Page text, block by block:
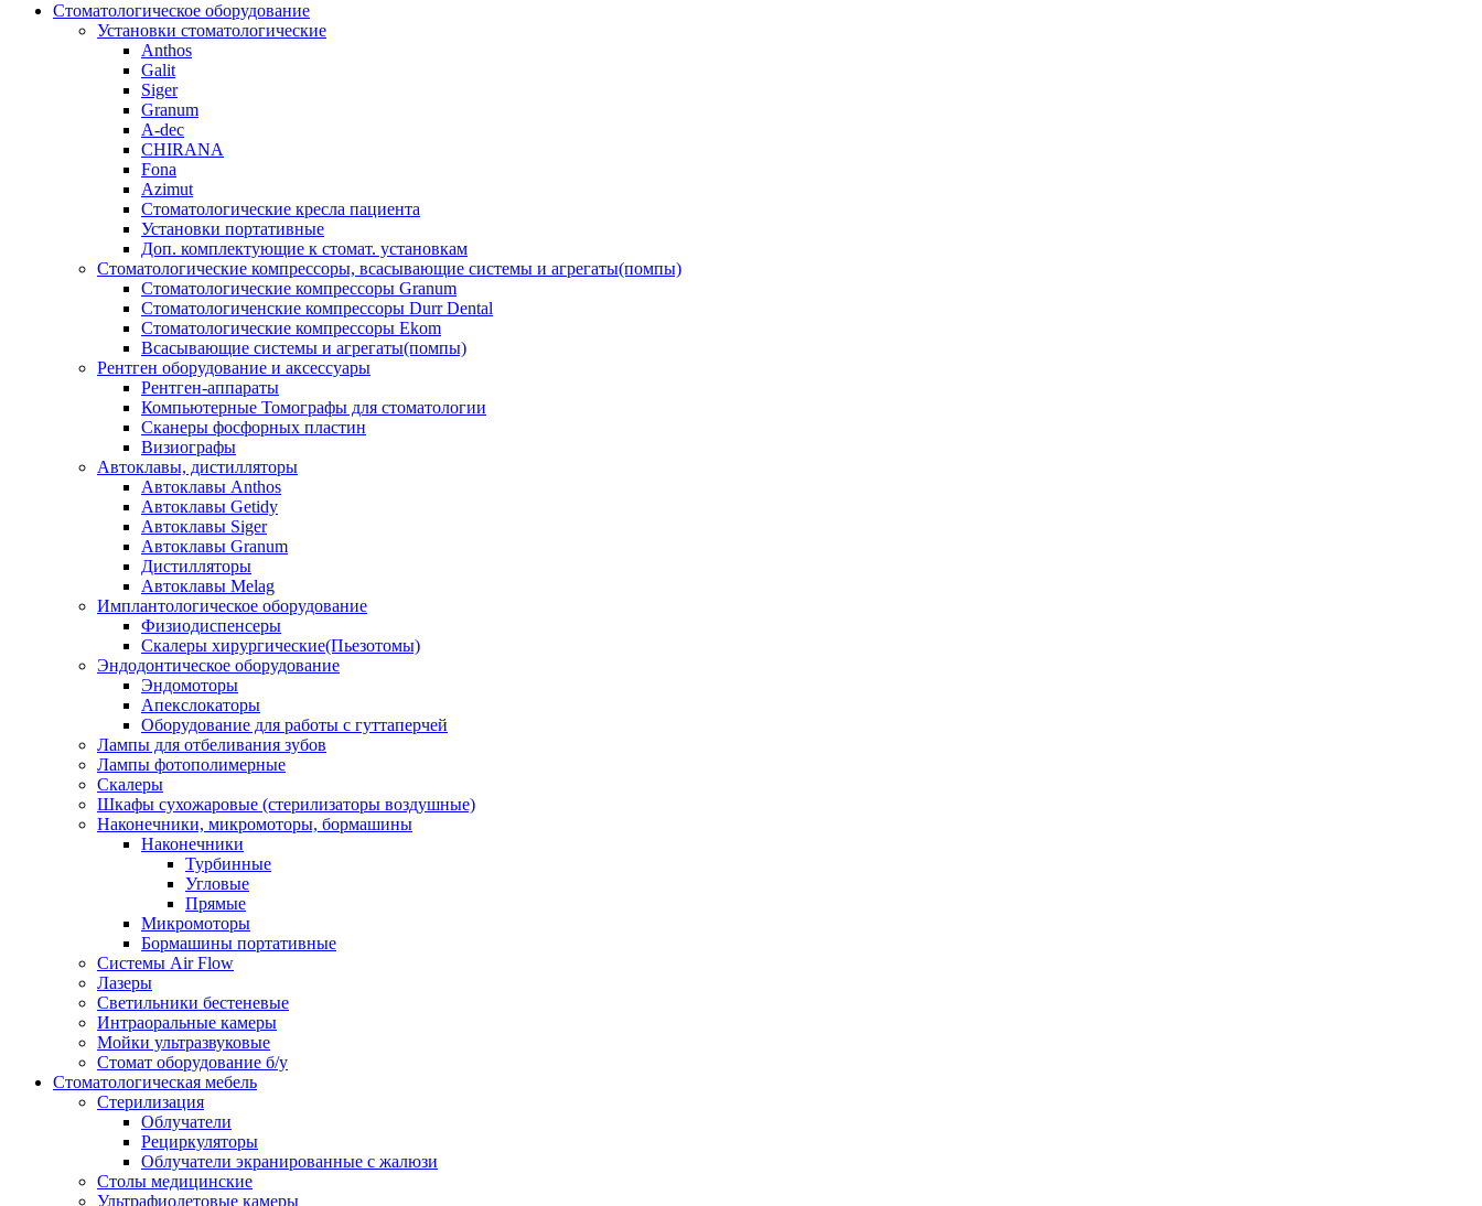
Стоматологическое оборудование
Установки стоматологические
Anthos
Galit
Siger
Granum
A-dec
CHIRANA
Fona
Azimut
Стоматологические кресла пациента
Установки портативные
Доп. комплектующие к стомат. установкам
Стоматологические компрессоры, всасывающие системы и агрегаты(помпы)
Стоматологические компрессоры Granum
Стоматологиченские компрессоры Durr Dental
Стоматологические компрессоры Ekom
Всасывающие системы и агрегаты(помпы)
Рентген оборудование и аксессуары
Рентген-аппараты
Компьютерные Томографы для стоматологии
Сканеры фосфорных пластин
Визиографы
Автоклавы, дистилляторы
Автоклавы Anthos
Автоклавы Getidy
Автоклавы Siger
Автоклавы Granum
Дистилляторы
Автоклавы Melag
Имплантологическое оборудование
Физиодиспенсеры
Скалеры хирургические(Пьезотомы)
Эндодонтическое оборудование
Эндомоторы
Апекслокаторы
Оборудование для работы с гуттаперчей
Лампы для отбеливания зубов
Лампы фотополимерные
Скалеры
Шкафы сухожаровые (стерилизаторы воздушные)
Наконечники, микромоторы, бормашины
Наконечники
Турбинные
Угловые
Прямые
Микромоторы
Бормашины портативные
Системы Air Flow
Лазеры
Светильники бестеневые
Интраоральные камеры
Мойки ультразвуковые
Стомат оборудование б/у
Стоматологическая мебель
Стерилизация
Облучатели
Рециркуляторы
Облучатели экранированные с жалюзи
Столы медицинские
Ультрафиолетовые камеры